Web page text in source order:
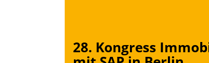
28. Kongress